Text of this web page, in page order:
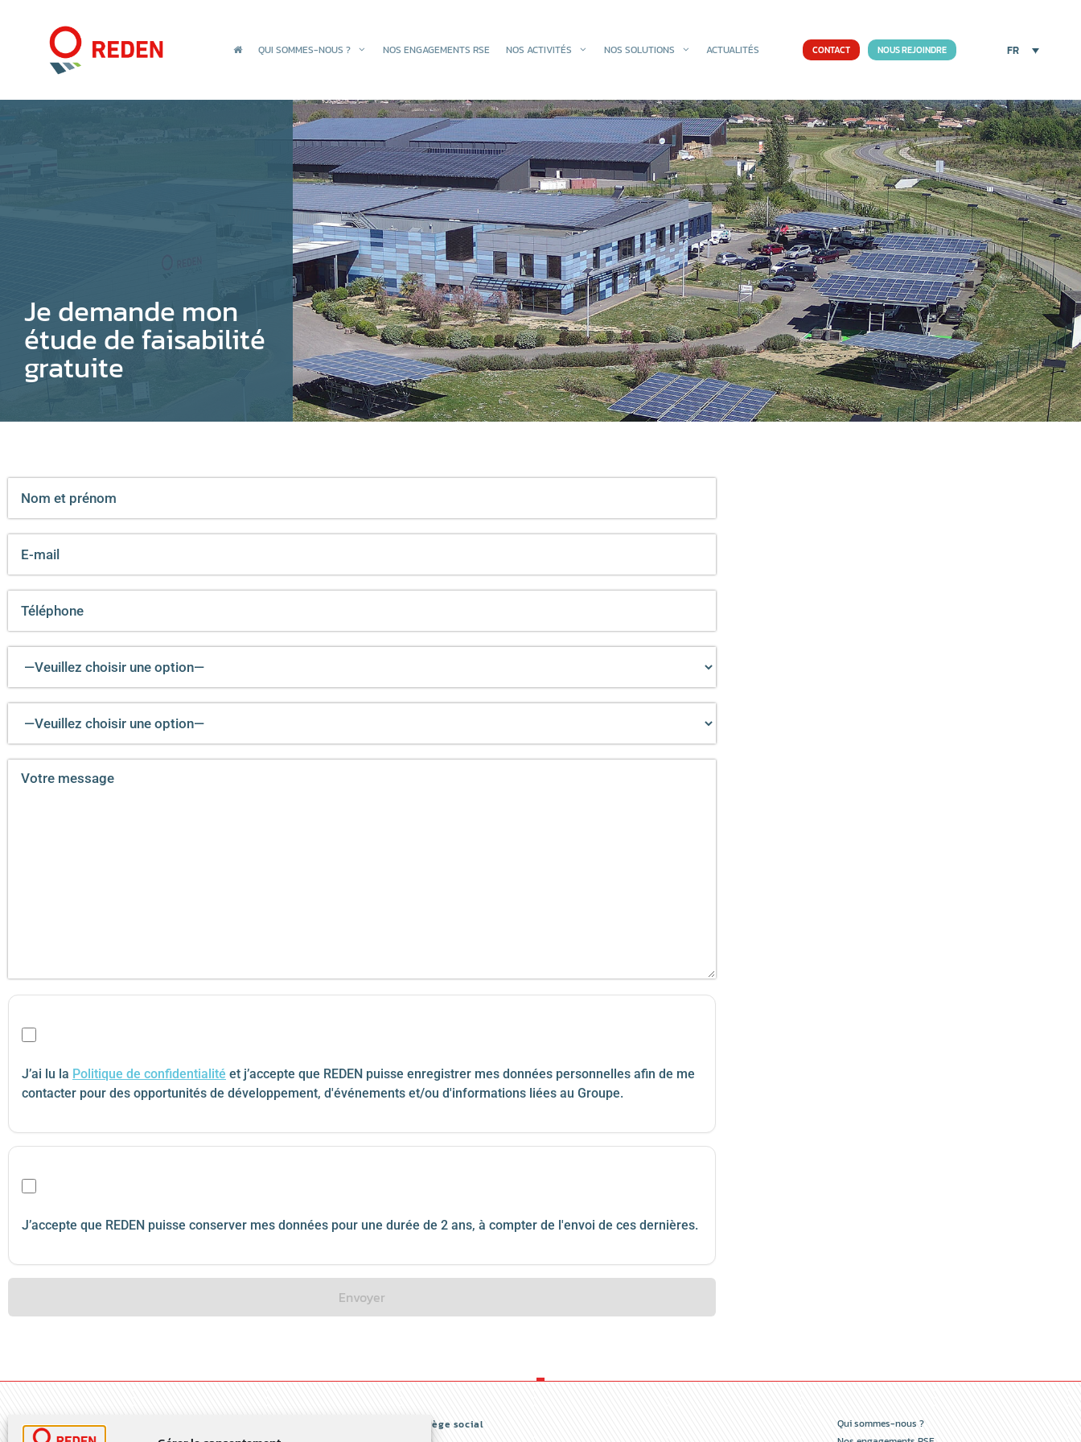
QUI SOMMES-NOUS ? NOS ENGAGEMENTS RSE NOS ACTIVITÉS NOS SOLUTIONS ACTUALITÉS CONTACT NOUS REJOINDRE FR
Je demande mon
étude de faisabilité
gratuite
J’ai lu la Politique de confidentialité et j’accepte que REDEN puisse enregistrer mes données personnelles afin de me
contacter pour des opportunités de développement, d'événements et/ou d'informations liées au Groupe.
J’accepte que REDEN puisse conserver mes données pour une durée de 2 ans, à compter de l'envoi de ces dernières.
Envoyer
Siège social
Qui sommes-nous ?